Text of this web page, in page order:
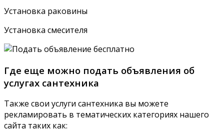
Установка раковины
Установка смесителя
Где еще можно подать объявления об
услугах сантехника
Также свои услуги сантехника вы можете
рекламировать в тематических категориях нашего
сайта таких как: